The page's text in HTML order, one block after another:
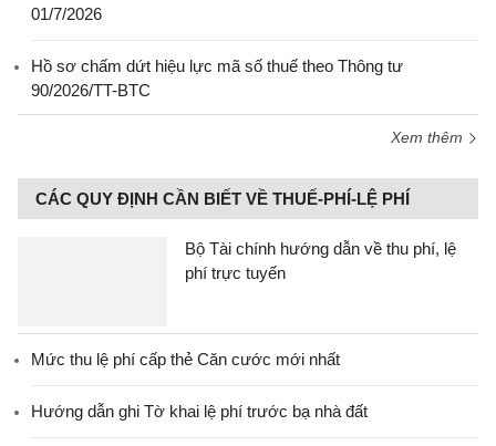
01/7/2026
Hồ sơ chấm dứt hiệu lực mã số thuế theo Thông tư
90/2026/TT-BTC
Xem thêm
CÁC QUY ĐỊNH CẦN BIẾT VỀ THUẾ-PHÍ-LỆ PHÍ
Bộ Tài chính hướng dẫn về thu phí, lệ
phí trực tuyến
Mức thu lệ phí cấp thẻ Căn cước mới nhất
Hướng dẫn ghi Tờ khai lệ phí trước bạ nhà đất